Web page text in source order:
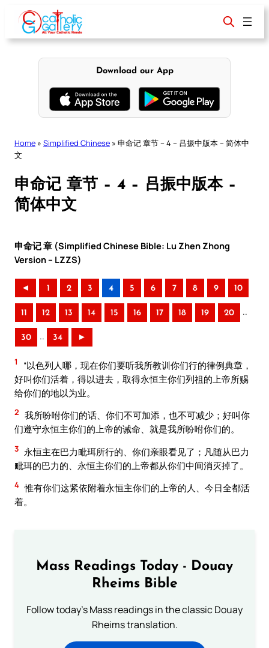
content
Download our App
Home » Simplified Chinese » 申命记 章节 – 4 – 吕振中版本 – 简体中
文
申命记 章节 – 4 – 吕振中版本 –
简体中文
申命记 章 (Simplified Chinese Bible: Lu Zhen Zhong
Version – LZZS)
◄ 1 2 3 4 5 6 7 8 9 10
11 12 13 14 15 16 17 18 19 20 ..
30 .. 34 ►
1
“以色列人哪，现在你们要听我所教训你们行的律例典章，
好叫你们活着，得以进去，取得永恒主你们列祖的上帝所赐
给你们的地以为业。
2 我所吩咐你们的话、你们不可加添，也不可减少；好叫你
们遵守永恒主你们的上帝的诫命、就是我所吩咐你们的。
3 永恒主在巴力毗珥所行的、你们亲眼看见了；凡随从巴力
毗珥的巴力的、永恒主你们的上帝都从你们中间消灭掉了。
4 惟有你们这紧依附着永恒主你们的上帝的人、今日全都活
着。
Mass Readings Today - Douay
Rheims Bible
Follow today's Mass readings in the classic Douay
Rheims translation.